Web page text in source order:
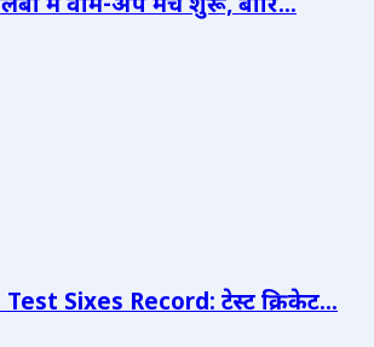
में वार्म-अप मैच शुरू, बारि...
Sixes Record: टेस्ट क्रिकेट...